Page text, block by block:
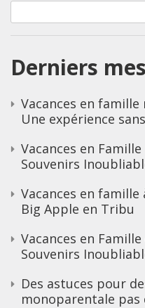
Derniers
Vacances en
Une expérience
Vacances en
Souvenirs
Vacances en famille
Big Apple en Tribu
Vacances en
Souvenirs
Des astuces pour
monoparentale pas